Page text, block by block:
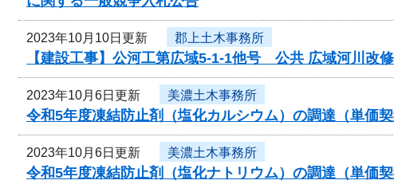
2023年10月10日更新 郡上土木事務所
【建設工事】公河工第広域5-1-1他号 公共 広域河川改
2023年10月6日更新 美濃土木事務所
令和5年度凍結防止剤（塩化カルシウム）の調達（単価
2023年10月6日更新 美濃土木事務所
令和5年度凍結防止剤（塩化ナトリウム）の調達（単価